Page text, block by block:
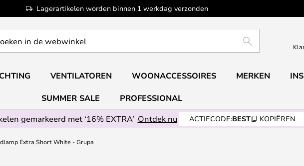
Lagerartikelen worden binnen 1 werkdag verzonden
ZOEKEN
VENTILATOREN WOONACCESSOIRES MERKEN
SUMMER SALE
PROFESSIONAL
gemarkeerd met ‘16% EXTRA’ Ontdek nu ACTIECODE:BEST KOPIËREN
Extra Short White - Grupa